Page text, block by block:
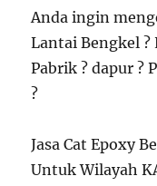
Anda ingin
Lantai Bengkel
Pabrik ? dapur ?
?
Jasa Cat Epoxy
Untuk Wilayah